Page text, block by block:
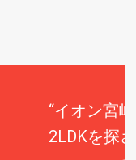
“イオン宮
2LDKを探